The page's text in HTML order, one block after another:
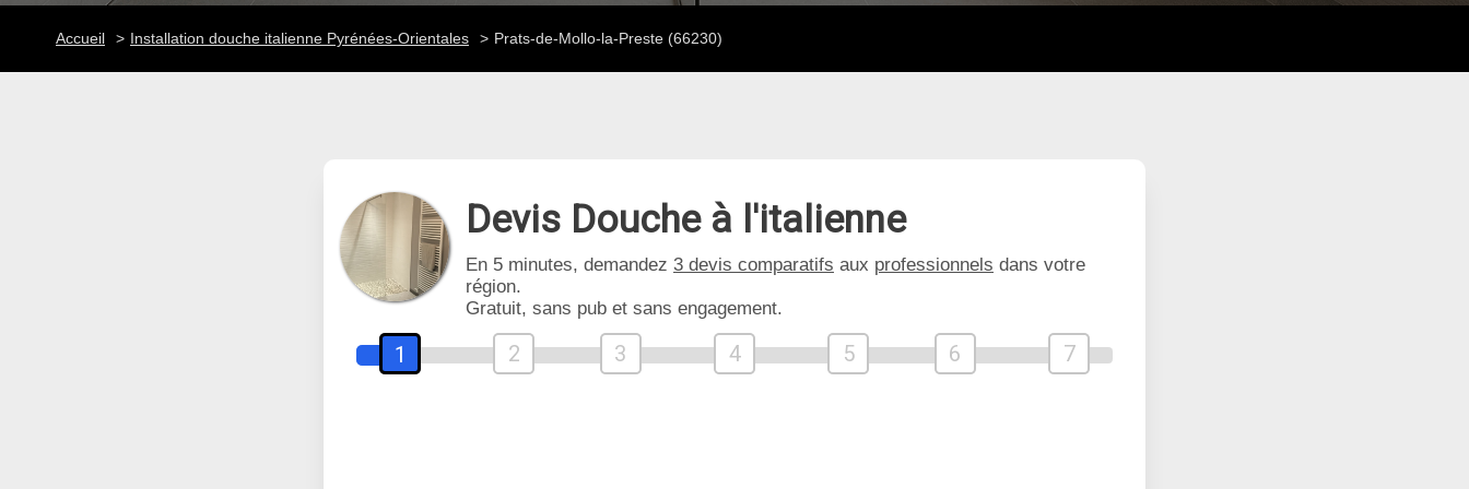
Accueil Installation douche italienne Pyrénées-Orientales Prats-de-Mollo-la-Preste (66230)
Devis Douche à l'italienne
En 5 minutes, demandez 3 devis comparatifs aux professionnels dans votre
région.
Gratuit, sans pub et sans engagement.
1 2 3 4 5 6 7